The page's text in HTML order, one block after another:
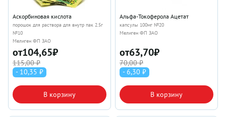
Аскорбиновая кислота
порошок для раствора для внутр пак 2.5г
№10
Мелиген ФП ЗАО
от104,65₽
115,00 ₽
- 10,35 ₽
В корзину
Альфа-Токоферола Ацетат
капсулы 100мг №20
Мелиген ФП ЗАО
от63,70₽
70,00 ₽
- 6,30 ₽
В корзину